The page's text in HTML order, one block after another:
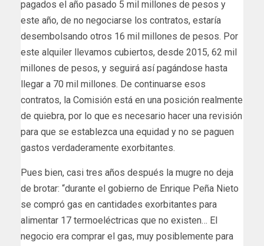
pagados el año pasado 5 mil millones de pesos y
este año, de no negociarse los contratos, estaría
desembolsando otros 16 mil millones de pesos. Por
este alquiler llevamos cubiertos, desde 2015, 62 mil
millones de pesos, y seguirá así pagándose hasta
llegar a 70 mil millones. De continuarse esos
contratos, la Comisión está en una posición realmente
de quiebra, por lo que es necesario hacer una revisión
para que se establezca una equidad y no se paguen
gastos verdaderamente exorbitantes.
Pues bien, casi tres años después la mugre no deja
de brotar: “durante el gobierno de Enrique Peña Nieto
se compró gas en cantidades exorbitantes para
alimentar 17 termoeléctricas que no existen… El
negocio era comprar el gas, muy posiblemente para